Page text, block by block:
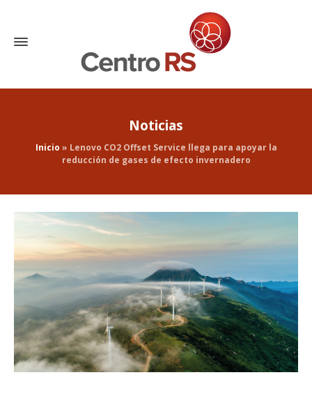
Noticias
Inicio » Lenovo CO2 Offset Service llega para apoyar la
reducción de gases de efecto invernadero